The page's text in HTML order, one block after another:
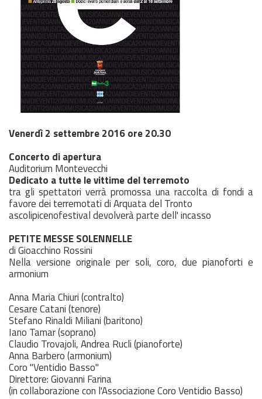
Venerdì 2 settembre 2016 ore 20.30
Concerto di apertura
Auditorium Montevecchi
Dedicato a tutte le vittime del terremoto
tra gli spettatori verrà promossa una raccolta di fondi a
favore dei terremotati di Arquata del Tronto
ascolipicenofestival devolverà parte dell' incasso
PETITE MESSE SOLENNELLE
di Gioacchino Rossini
Nella versione originale per soli, coro, due pianoforti e
armonium
Anna Maria Chiuri (contralto)
Cesare Catani (tenore)
Stefano Rinaldi Miliani (baritono)
Iano Tamar (soprano)
Claudio Trovajoli, Andrea Rucli (pianoforte)
Anna Barbero (armonium)
Coro "Ventidio Basso"
Direttore: Giovanni Farina
(in collaborazione con l'Associazione Coro Ventidio Basso)